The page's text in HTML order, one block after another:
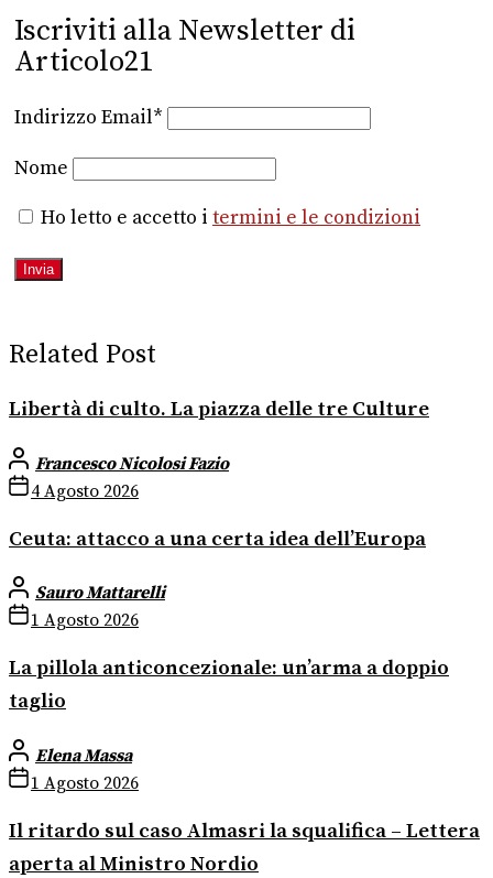
Iscriviti alla Newsletter di
Articolo21
Indirizzo Email*
Nome
Ho letto e accetto i termini e le condizioni
Related Post
Libertà di culto. La piazza delle tre Culture
Francesco Nicolosi Fazio
4 Agosto 2026
Ceuta: attacco a una certa idea dell’Europa
Sauro Mattarelli
1 Agosto 2026
La pillola anticoncezionale: un’arma a doppio
taglio
Elena Massa
1 Agosto 2026
Il ritardo sul caso Almasri la squalifica – Lettera
aperta al Ministro Nordio